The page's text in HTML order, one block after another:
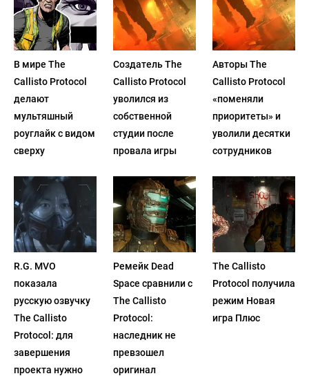
В мире The
Callisto Protocol
делают
мультяшный
роуглайк с видом
сверху
Создатель The
Callisto Protocol
уволился из
собственной
студии после
провала игры
Авторы The
Callisto Protocol
«поменяли
приоритеты» и
уволили десятки
сотрудников
R.G. MVO
показала
русскую озвучку
The Callisto
Protocol: для
завершения
проекта нужно
Ремейк Dead
Space сравнили с
The Callisto
Protocol:
наследник не
превзошел
оригинал
The Callisto
Protocol получила
режим Новая
игра Плюс